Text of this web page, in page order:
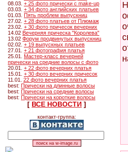
08.03. + 25 фото прически с make-up
03.03. + 34 фото английских платьев
01.03. Пять проблем выпускниц
27.02. + 28 фото платьев от Плюмаж
23.02. + 30 фото причесок вечерних
14.02 Вечерняя прическа "Королева"
13.02 Форум продвинутых выпускниц
02.02. + 19 выпускных платьев
27.01. + 21 фотография платья
25.01. Мастер-класс вечерней
прически на средние волосы с фото
20.01. + 22 фото вечерних платья
15.01. + 30 фото вечерних причесок
11.01. 22 фото вечерних платья
best: Прически на длинные волосы
best: Прически на средние волосы
best: Прически на короткие волосы
[ ВСЕ НОВОСТИ ]
контакт-группа: